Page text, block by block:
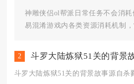
神雕侠侣ol帮派日常任务不会消
易混淆游戏内各类资源消耗机制，
2 斗罗大陆炼狱51关的背景